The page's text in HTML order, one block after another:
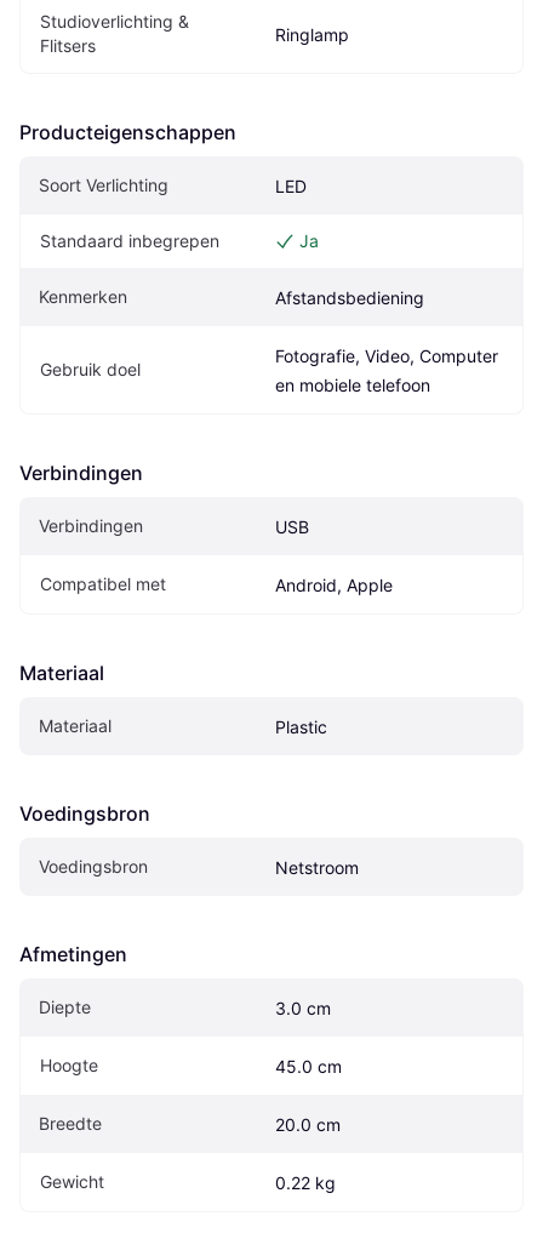
Studioverlichting &
Flitsers
Ringlamp
Producteigenschappen
Soort Verlichting LED
Standaard inbegrepen Ja
Kenmerken Afstandsbediening
Gebruik doel
Fotografie, Video, Computer
en mobiele telefoon
Verbindingen
Verbindingen USB
Compatibel met Android, Apple
Materiaal
Materiaal Plastic
Voedingsbron
Voedingsbron Netstroom
Afmetingen
Diepte 3.0 cm
Hoogte 45.0 cm
Breedte 20.0 cm
Gewicht 0.22 kg